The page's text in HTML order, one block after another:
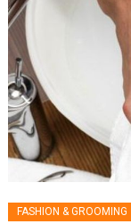
FASHION & GROOMING